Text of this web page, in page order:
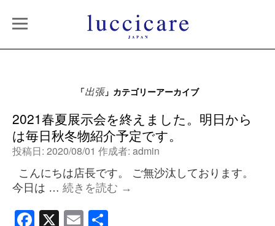
「出張」カテゴリーアーカイブ
2021春夏展示会を終えました。明日から
は毎日秋冬物紹介予定です。
投稿日: 2020/08/01 作成者: admin
こんにちは店長です。 ご無沙汰しております。
今日は … 続きを読む →
Facebook
X Email